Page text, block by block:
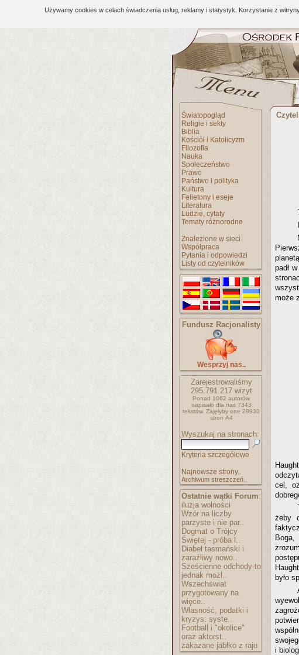
Używamy cookies w celach świadczenia usług, reklamy i statystyk. Korzystanie z
Światopogląd
Religie i sekty
Biblia
Kościół i Katolicyzm
Filozofia
Nauka
Społeczeństwo
Prawo
Państwo i polityka
Kultura
Felietony i eseje
Literatura
Ludzie, cytaty
Tematy różnorodne
Znalezione w sieci
Współpraca
Pytania i odpowiedzi
Listy od czytelników
Fundusz Racjonalisty
Wesprzyj nas..
Zarejestrowaliśmy
295.791.217wizyt
Ponad 1062 autorów
napisało dla nas 7343
tekstów. Zajęłyby one 28930
stron A4
Wyszukaj na stronach:
Kryteria szczegółowe
Najnowsze strony..
Archiwum streszczeń..
Ostatnie wątki Forum:
iluzja wolności
Wzór na liczby
parzyste i nie par..
Dogmat o Trójcy
Świętej - próba l..
Diabeł tasmański i
zaraźliwy nowo..
Sześcienne odchody-to
jednak możl..
Wszechświat
przygotowany na
więce..
Własność, podatki i
kryzys: syste..
Football i "okolice"
oraz aktorst..
zakazane jabłko z raju
padł
może
cel,
żeby
było
i